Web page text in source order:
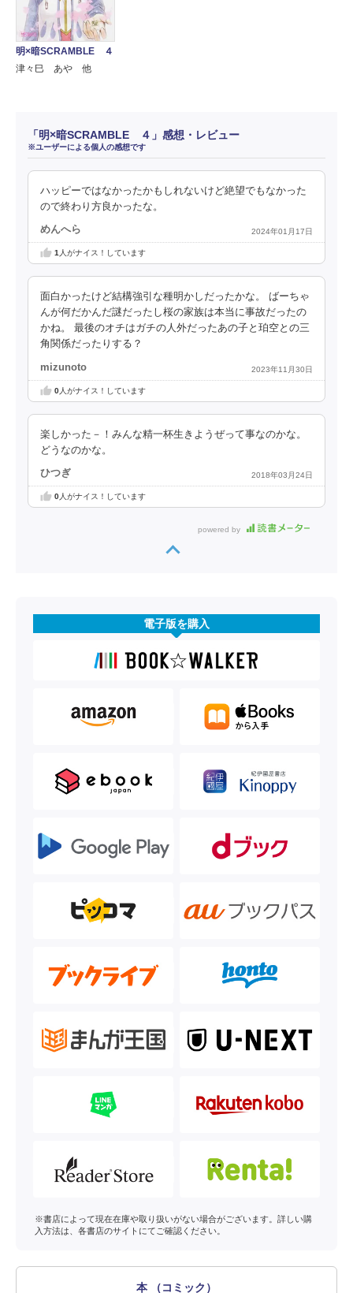
明×暗SCRAMBLE ４
津々巳 あや 他
「明×暗SCRAMBLE ４」感想・レビュー
※ユーザーによる個人の感想です
ハッピーではなかったかもしれないけど絶望でもなかった
ので終わり方良かったな。
めんへら 2024年01月17日
1 人がナイス！しています
面白かったけど結構強引な種明かしだったかな。 ばーちゃ
んが何だかんだ謎だったし桜の家族は本当に事故だったの
かね。 最後のオチはガチの人外だったあの子と珀空との三
角関係だったりする？
mizunoto 2023年11月30日
0人がナイス！しています
楽しかった－！みんな精一杯生きようぜって事なのかな。
どうなのかな。
ひつぎ 2018年03月24日
0人がナイス！しています
powered by
電子版を購入
※書店によって現在在庫や取り扱いがない場合がございます。詳しい購
入方法は、各書店のサイトにてご確認ください。
本 （コミック）